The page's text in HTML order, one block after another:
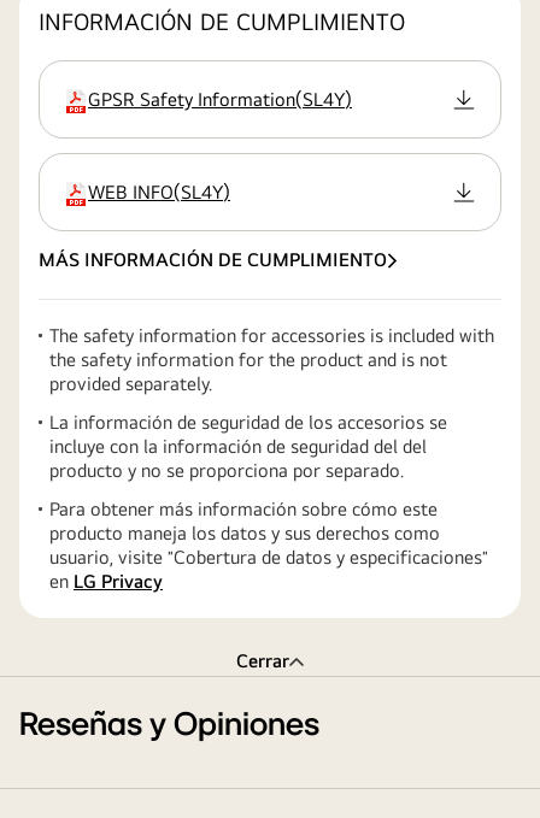
INFORMACIÓN DE CUMPLIMIENTO
extensión:pdf
GPSR Safety Information(SL4Y)
extensión:pdf
WEB INFO(SL4Y)
MÁS INFORMACIÓN DE CUMPLIMIENTO
The safety information for accessories is included with
the safety information for the product and is not
provided separately.
La información de seguridad de los accesorios se
incluye con la información de seguridad del del
producto y no se proporciona por separado.
Para obtener más información sobre cómo este
producto maneja los datos y sus derechos como
usuario, visite ″Cobertura de datos y especificaciones″
en LG Privacy
Cerrar
Reseñas y Opiniones